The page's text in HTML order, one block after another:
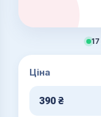
17
Ціна
390 ₴